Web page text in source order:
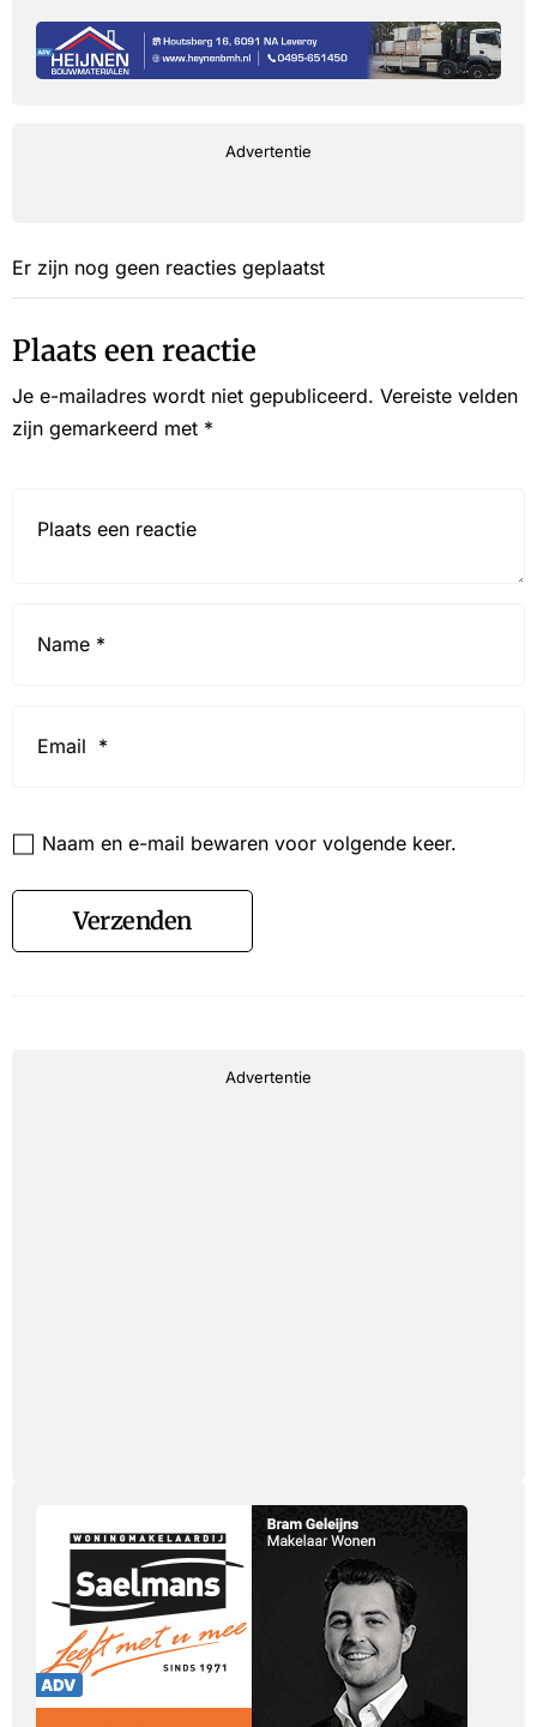
Advertentie
Er zijn nog geen reacties geplaatst
Plaats een reactie
Je e-mailadres wordt niet gepubliceerd. Vereiste velden
zijn gemarkeerd met *
Naam en e-mail bewaren voor volgende keer.
Verzenden
Advertentie